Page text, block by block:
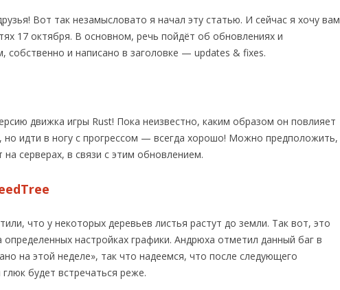
МОНИТОРИНГ СЕРВЕРОВ
КАРТА РАЗРАБОТКИ
Вот так незамысловато я начал эту статью. И сейчас я хочу вам
17 октября. В основном, речь пойдёт об обновлениях и
собственно и написано в заголовке — updates & fixes.
движка игры Rust! Пока неизвестно, каким образом он повлияет
но идти в ногу с прогрессом — всегда хорошо! Можно предположить,
на серверах, в связи с этим обновлением.
что у некоторых деревьев листья растут до земли. Так вот, это
настройках графики. Андрюха отметил данный баг в
на этой неделе», так что надеемся, что после следующего
будет встречаться реже.